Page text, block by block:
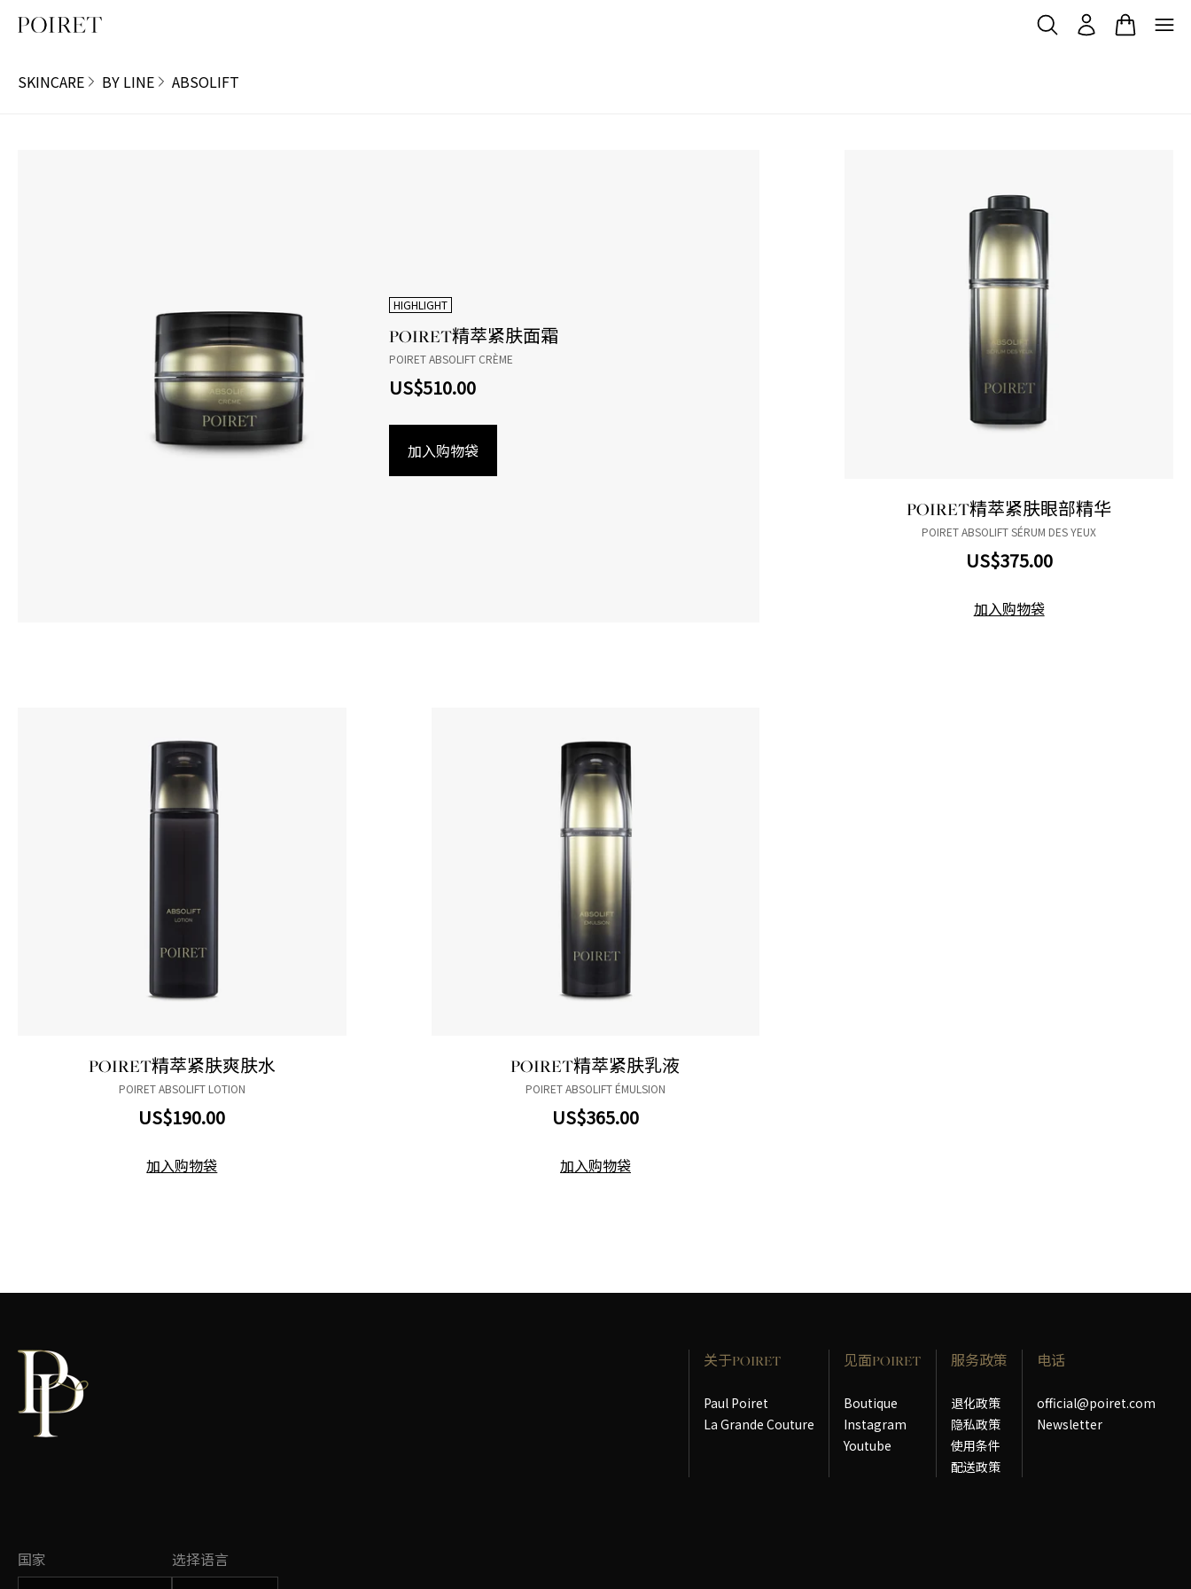
SKINCARE BY LINE ABSOLIFT
HIGHLIGHT
POIRET精萃紧肤面霜
POIRET ABSOLIFT CRÈME
US$510.00
加入购物袋
POIRET精萃紧肤眼部精华
POIRET ABSOLIFT SÉRUM DES YEUX
US$375.00
加入购物袋
POIRET精萃紧肤爽肤水
POIRET ABSOLIFT LOTION
US$190.00
加入购物袋
POIRET精萃紧肤乳液
POIRET ABSOLIFT ÉMULSION
US$365.00
加入购物袋
关于POIRET
Paul Poiret
La Grande Couture
见面POIRET
Boutique
Instagram
Youtube
服务政策
退化政策
隐私政策
使用条件
配送政策
电话
official@poiret.com
Newsletter
国家
更改国家 选择语言
更改语言